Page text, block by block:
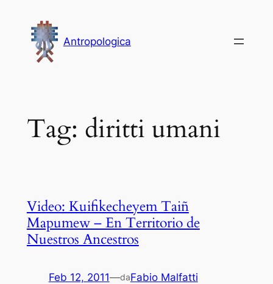
contenuto
Antropologica
Tag: diritti umani
Video: Kuifikecheyem Taiñ
Mapumew – En Territorio de
Nuestros Ancestros
Feb 12, 2011—daFabio Malfatti